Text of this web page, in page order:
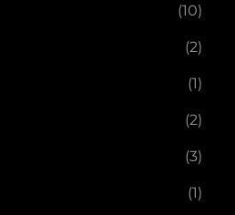
(10)
(2)
(1)
(2)
(3)
(1)